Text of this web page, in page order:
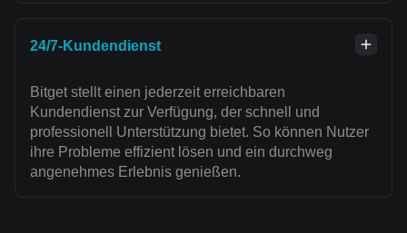
24/7-Kundendienst
Bitget stellt einen jederzeit erreichbaren
Kundendienst zur Verfügung, der schnell und
professionell Unterstützung bietet. So können Nutzer
ihre Probleme effizient lösen und ein durchweg
angenehmes Erlebnis genießen.